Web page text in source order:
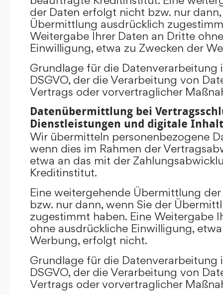
der Daten erfolgt nicht bzw. nur
Übermittlung ausdrücklich
Weitergabe Ihrer Daten an Dritte
Einwilligung, etwa zu Zwecken der
Grundlage für die Datenverarbeitung
DSGVO, der die Verarbeitung von
Vertrags oder vorvertraglicher
Datenübermittlung bei
Dienstleistungen und digitale
Wir übermitteln personenbezogene
wenn dies im Rahmen der
etwa an das mit der
Kreditinstitut.
Eine weitergehende Übermittlung
bzw. nur dann, wenn Sie der
zugestimmt haben. Eine Weitergabe
ohne ausdrückliche Einwilligung,
Werbung, erfolgt nicht.
Grundlage für die Datenverarbeitung
DSGVO, der die Verarbeitung von
Vertrags oder vorvertraglicher